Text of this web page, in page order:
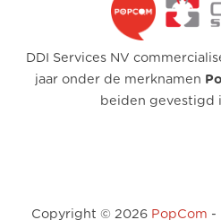
DDI Services NV
jaar onder de merknamen
beiden gevestigd
Copyright © 2026 PopCom -